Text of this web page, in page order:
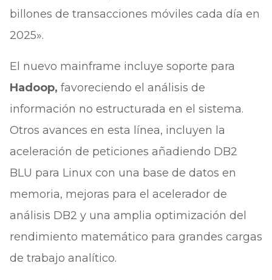
billones de transacciones móviles cada día en
2025».
El nuevo mainframe incluye soporte para
Hadoop, favoreciendo el análisis de
información no estructurada en el sistema.
Otros avances en esta línea, incluyen la
aceleración de peticiones añadiendo DB2
BLU para Linux con una base de datos en
memoria, mejoras para el acelerador de
análisis DB2 y una amplia optimización del
rendimiento matemático para grandes cargas
de trabajo analítico.